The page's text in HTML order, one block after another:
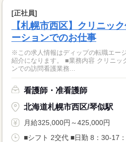
[正社員]
【札幌市西区】クリニッ
ーションでのお仕事
※この求人情報はディップの転職エー
紹介になります。 ■業務内容 クリニッ
ンでの訪問看護業務...
看護師・准看護師
北海道札幌市西区/琴似駅
月給325,000円～425,000円
■シフト 2交代 ■日勤 8：30-17：